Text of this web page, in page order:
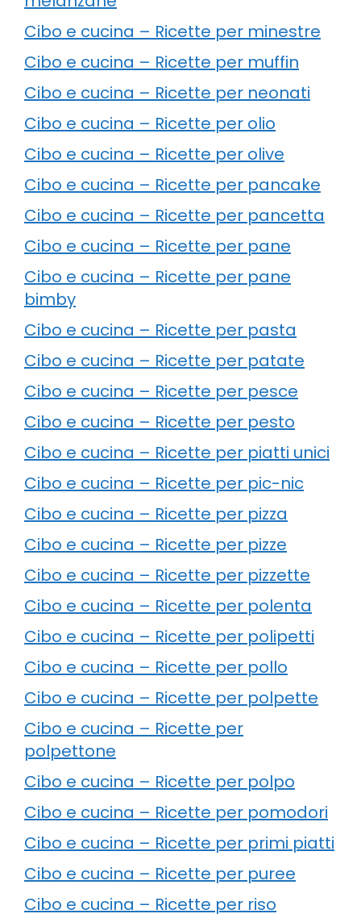
Cibo e cucina – Ricette per minestre
Cibo e cucina – Ricette per muffin
Cibo e cucina – Ricette per neonati
Cibo e cucina – Ricette per olio
Cibo e cucina – Ricette per olive
Cibo e cucina – Ricette per pancake
Cibo e cucina – Ricette per pancetta
Cibo e cucina – Ricette per pane
Cibo e cucina – Ricette per pane
bimby
Cibo e cucina – Ricette per pasta
Cibo e cucina – Ricette per patate
Cibo e cucina – Ricette per pesce
Cibo e cucina – Ricette per pesto
Cibo e cucina – Ricette per piatti unici
Cibo e cucina – Ricette per pic-nic
Cibo e cucina – Ricette per pizza
Cibo e cucina – Ricette per pizze
Cibo e cucina – Ricette per pizzette
Cibo e cucina – Ricette per polenta
Cibo e cucina – Ricette per polipetti
Cibo e cucina – Ricette per pollo
Cibo e cucina – Ricette per polpette
Cibo e cucina – Ricette per
polpettone
Cibo e cucina – Ricette per polpo
Cibo e cucina – Ricette per pomodori
Cibo e cucina – Ricette per primi piatti
Cibo e cucina – Ricette per puree
Cibo e cucina – Ricette per riso